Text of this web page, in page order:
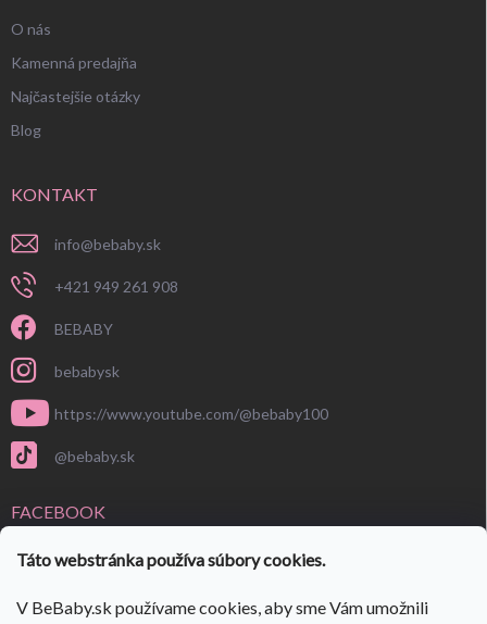
Táto webstránka používa súbory cookies.
V BeBaby.sk používame cookies, aby sme Vám umožnili
O nás
Kamenná predajňa
Najčastejšie otázky
Blog
KONTAKT
info@bebaby.sk
+421 949 261 908
BEBABY
bebabysk
https://www.youtube.com/@bebaby100
@bebaby.sk
FACEBOOK